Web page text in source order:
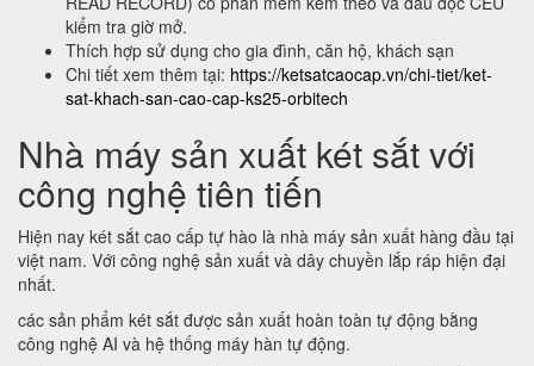
kiểm tra giờ mở.
Thích hợp sử dụng cho gia đình, căn hộ, khách sạn
Chi tiết xem thêm tại: https://ketsatcaocap.vn/chi-tiet/ket-
sat-khach-san-cao-cap-ks25-orbitech
Nhà máy sản xuất két sắt với
công nghệ tiên tiến
Hiện nay két sắt cao cấp tự hào là nhà máy sản xuất hàng đầu tại
việt nam. Với công nghệ sản xuất và dây chuyền lắp ráp hiện đại
nhất.
các sản phẩm két sắt được sản xuất hoàn toàn tự động bằng
công nghệ AI và hệ thống máy hàn tự động.